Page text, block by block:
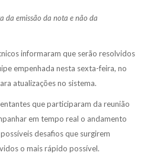
da emissão da nota e não da
informaram que serão resolvidos
empenhada nesta sexta-feira, no
atualizações no sistema.
que participaram da reunião
em tempo real o andamento
desafios que surgirem
o mais rápido possível.